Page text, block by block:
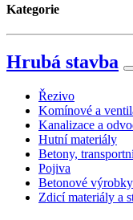
Kategorie
Hrubá stavba
Řezivo
Komínové a
Kanalizace a
Hutní materiály
Betony,
Pojiva
Betonové výrobky
Zdicí materiály a